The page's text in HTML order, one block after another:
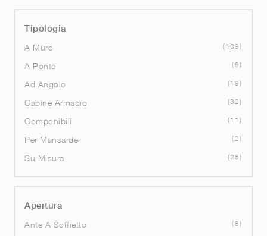
Tipologia
A Muro
139
A Ponte 9
Ad Angolo 19
Cabine Armadio 32
Componibili 11
Per Mansarde 2
Su Misura 28
Apertura
Ante A Soffietto
8